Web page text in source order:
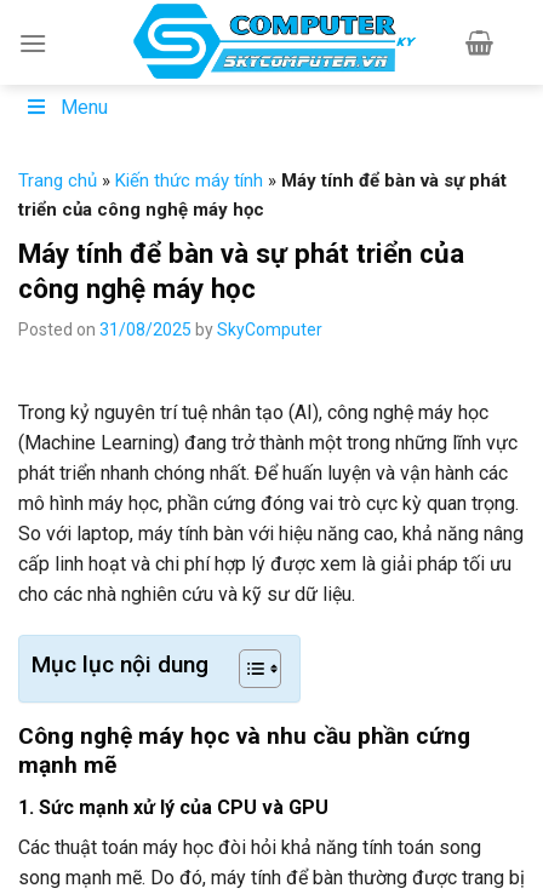
Menu
Trang chủ » Kiến thức máy tính » Máy tính để bàn và sự phát
triển của công nghệ máy học
Máy tính để bàn và sự phát triển của
công nghệ máy học
Posted on 31/08/2025 bySkyComputer
Trong kỷ nguyên trí tuệ nhân tạo (AI), công nghệ máy học
(Machine Learning) đang trở thành một trong những lĩnh vực
phát triển nhanh chóng nhất. Để huấn luyện và vận hành các
mô hình máy học, phần cứng đóng vai trò cực kỳ quan trọng.
So với laptop, máy tính bàn với hiệu năng cao, khả năng nâng
cấp linh hoạt và chi phí hợp lý được xem là giải pháp tối ưu
cho các nhà nghiên cứu và kỹ sư dữ liệu.
Mục lục nội dung
Công nghệ máy học và nhu cầu phần cứng
mạnh mẽ
1. Sức mạnh xử lý của CPU và GPU
Các thuật toán máy học đòi hỏi khả năng tính toán song
song mạnh mẽ. Do đó, máy tính để bàn thường được trang bị